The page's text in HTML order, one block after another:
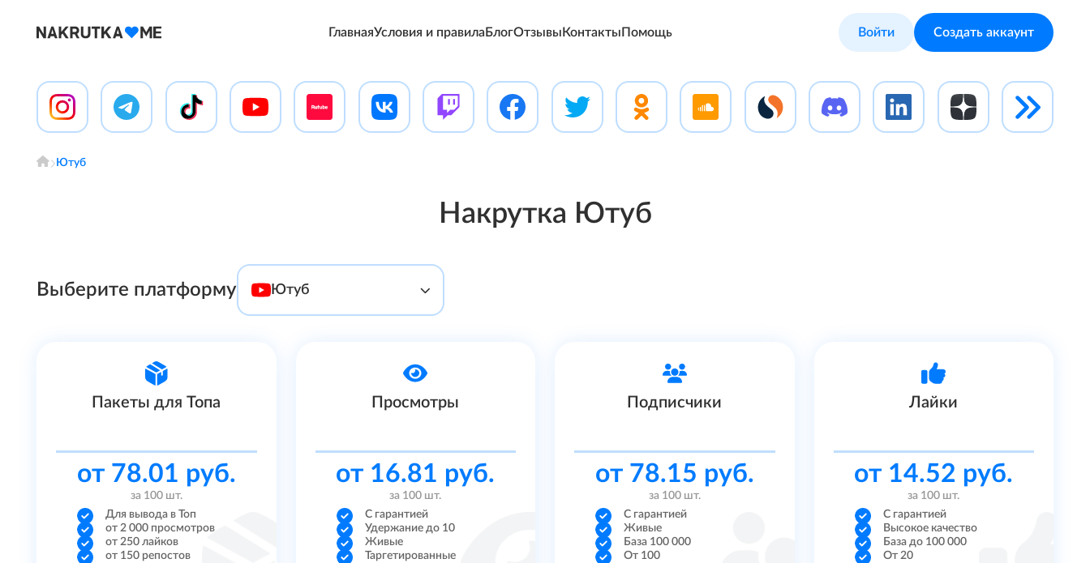
ГлавнаяУсловия и правилаБлогОтзывыКонтактыПомощь Войти Создать аккаунт
Ютуб
Накрутка Ютуб
Выберите платформу Ютуб
Пакеты для Топа
от 78.01 руб.
за 100 шт.
Для вывода в Топ
от 2 000 просмотров
от 250 лайков
от 150 репостов
Просмотры
от 16.81 руб.
за 100 шт.
С гарантией
Удержание до 10
Живые
Таргетированные
Подписчики
от 78.15 руб.
за 100 шт.
С гарантией
Живые
База 100 000
От 100
Лайки
от 14.52 руб.
за 100 шт.
С гарантией
Высокое качество
База до 100 000
От 20